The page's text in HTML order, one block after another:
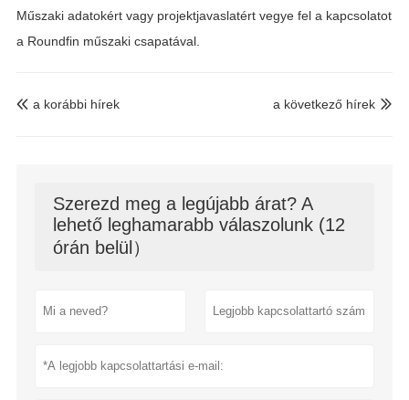
Műszaki adatokért vagy projektjavaslatért vegye fel a kapcsolatot
a Roundfin műszaki csapatával.
 a korábbi hírek 
a következő hírek
Szerezd meg a legújabb árat? A
lehető leghamarabb válaszolunk (12
órán belül）